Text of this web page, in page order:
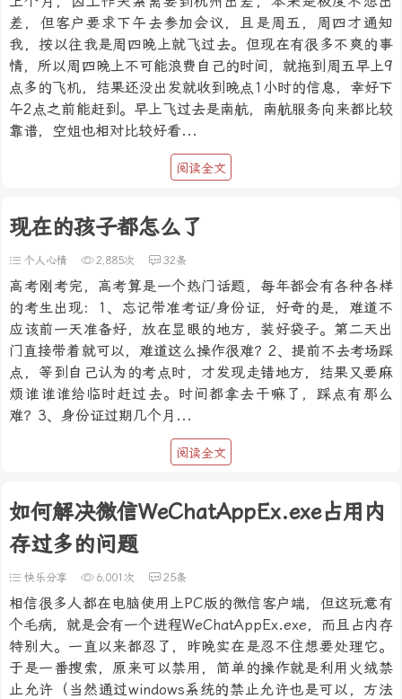
差，但客户要求下午去参加会议，且是周五，周四才通知
我，按以往我是周四晚上就飞过去。但现在有很多不爽的事
情，所以周四晚上不可能浪费自己的时间，就拖到周五早上9
点多的飞机，结果还没出发就收到晚点1小时的信息，幸好下
午2点之前能赶到。早上飞过去是南航，南航服务向来都比较
靠谱，空姐也相对比较好看...
阅读全文
现在的孩子都怎么了
个人心情 2,885次 32条
高考刚考完，高考算是一个热门话题，每年都会有各种各样
的考生出现：1、忘记带准考证/身份证，好奇的是，难道不
应该前一天准备好，放在显眼的地方，装好袋子。第二天出
门直接带着就可以，难道这么操作很难？2、提前不去考场踩
点，等到自己认为的考点时，才发现走错地方，结果又要麻
烦谁谁谁给临时赶过去。时间都拿去干嘛了，踩点有那么
难？3、身份证过期几个月...
阅读全文
如何解决微信WeChatAppEx.exe占用内
存过多的问题
快乐分享 6,001次 25条
相信很多人都在电脑使用上PC版的微信客户端，但这玩意有
个毛病，就是会有一个进程WeChatAppEx.exe，而且占内存
特别大。一直以来都忍了，昨晚实在是忍不住想要处理它。
于是一番搜索，原来可以禁用，简单的操作就是利用火绒禁
止允许（当然通过windows系统的禁止允许也是可以，方法